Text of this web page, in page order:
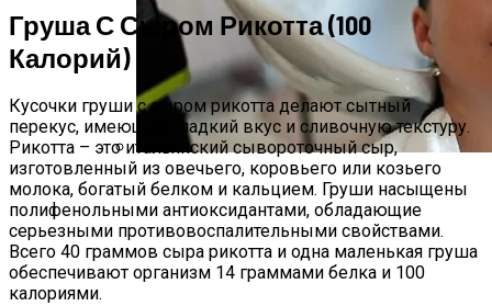
Лунный Календарь Окрашивания
Волос На Октябрь 2025 Года
Груша С Сыром Рикотта (100
Калорий)
Кусочки груши с сыром рикотта делают сытный
перекус, имеющий сладкий вкус и сливочную текстуру.
Рикотта – это итальянский сывороточный сыр,
изготовленный из овечьего, коровьего или козьего
молока, богатый белком и кальцием. Груши насыщены
полифенольными антиоксидантами, обладающие
серьезными противовоспалительными свойствами.
Всего 40 граммов сыра рикотта и одна маленькая груша
обеспечивают организм 14 граммами белка и 100
калориями.